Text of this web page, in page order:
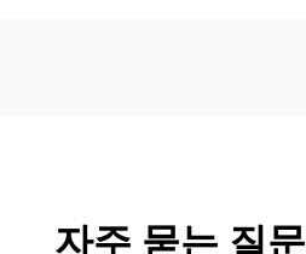
자주 묻는 질문